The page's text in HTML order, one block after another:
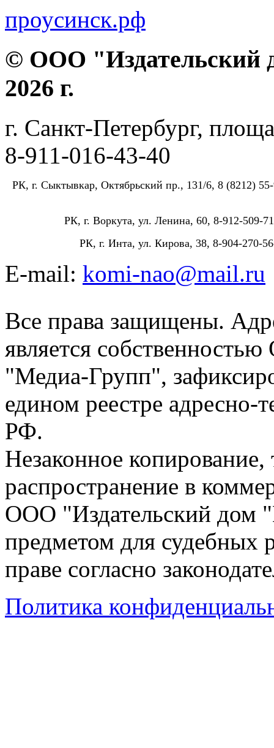
проусинск.рф
© ООО "Издательский
2026 г.
г. Санкт-Петербург,
8-911-016-43-40
РК, г. Сыктывкар, Октябрьский пр., 131/6, 8 (8212)
РК, г. Воркута, ул. Ленина, 60, 8-912-509-
РК, г. Инта, ул. Кирова, 38, 8-904-270-
E-mail: komi-nao@mail.ru
Все права защищены.
является
"Медиа-Групп",
едином реестре адресно-
РФ.
Незаконное
распространение в
ООО "Издательский дом
предметом для судебных
праве согласно
Политика